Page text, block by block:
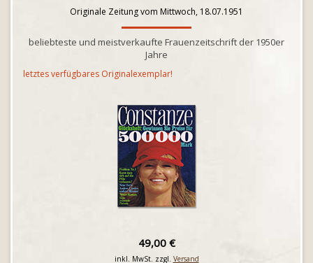
Originale Zeitung vom Mittwoch, 18.07.1951
beliebteste und meistverkaufte Frauenzeitschrift der 1950er
Jahre
letztes verfügbares Originalexemplar!
49,00 €
inkl. MwSt. zzgl. Versand